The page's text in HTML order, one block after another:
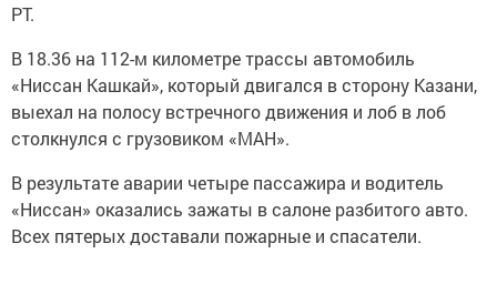
РТ.
В 18.36 на 112-м километре трассы автомобиль
«Ниссан Кашкай», который двигался в сторону Казани,
выехал на полосу встречного движения и лоб в лоб
столкнулся с грузовиком «МАН».
В результате аварии четыре пассажира и водитель
«Ниссан» оказались зажаты в салоне разбитого авто.
Всех пятерых доставали пожарные и спасатели.